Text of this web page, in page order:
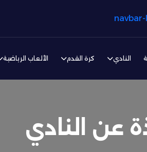
النادي كرة القدم الألعاب الرياضية
عن النادي